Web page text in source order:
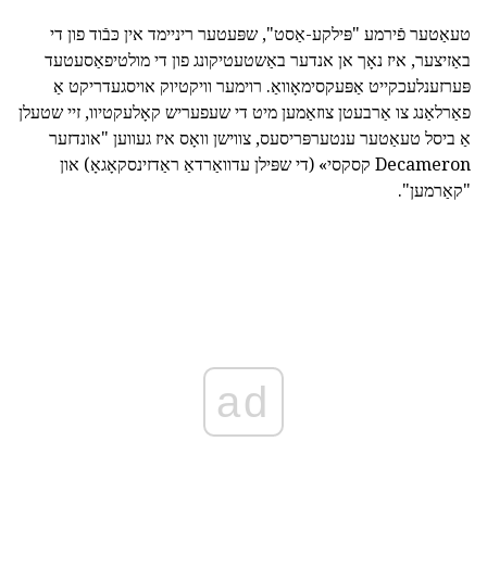
טעאַטער פֿירמע "פּילקע-אַסט", שפּעטער ריניימד אין כּבֿוד פון די
באַזיצער, איז נאָך אן אנדער באַשטעטיקונג פון די מולטיפאַסעטעד
פּערזענלעכקייט אַפּעקסימאָוואַ. רוימער וויקטיוק אויסגעדריקט אַ
פאַרלאַנג צו אַרבעטן צוזאַמען מיט די שעפעריש קאָלעקטיוו, זיי שטעלן
אַ ביסל טעאַטער ענטערפּריסעס, צווישן וואָס איז געווען "אונדזער
Decameron קסקסי» (די שפּילן עדוואַרדאַ ראַדזינסקאָגאָ) און
"קאַרמען".
ad